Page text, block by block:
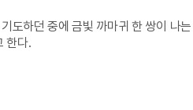
도하던 중에 금빛 까마귀 한 쌍이 나
한다.